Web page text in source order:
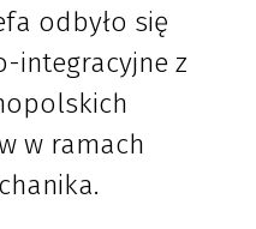
odbyło się
integracyjne z
w ramach